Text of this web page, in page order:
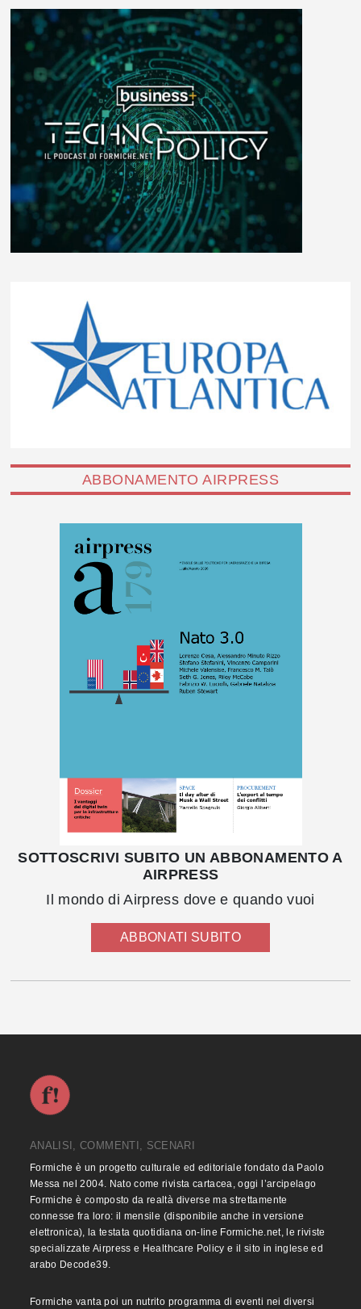
ABBONAMENTO AIRPRESS
SOTTOSCRIVI SUBITO UN ABBONAMENTO A
AIRPRESS
Il mondo di Airpress dove e quando vuoi
ABBONATI SUBITO
ANALISI, COMMENTI, SCENARI
Formiche è un progetto culturale ed editoriale fondato da Paolo
Messa nel 2004. Nato come rivista cartacea, oggi l’arcipelago
Formiche è composto da realtà diverse ma strettamente
connesse fra loro: il mensile (disponibile anche in versione
elettronica), la testata quotidiana on-line Formiche.net, le riviste
specializzate Airpress e Healthcare Policy e il sito in inglese ed
arabo Decode39.
Formiche vanta poi un nutrito programma di eventi nei diversi